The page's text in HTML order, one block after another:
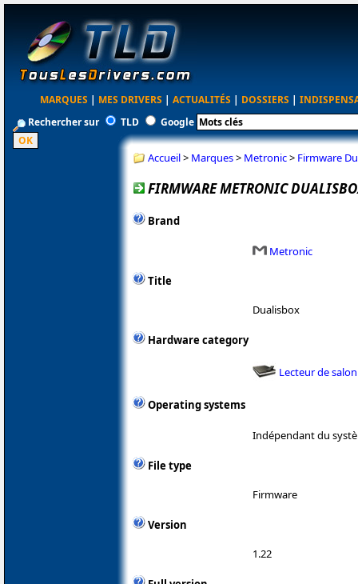
MARQUES | MES DRIVERS | ACTUALITÉS | DOSSIERS |
Rechercher sur
TLD Google
Accueil> Marques> Metronic> Firmware
FIRMWARE METRONIC
Brand
Metronic
Title
Dualisbox
Hardware category
Lecteur de salon
Operating systems
Indépendant du
File type
Firmware
Version
1.22